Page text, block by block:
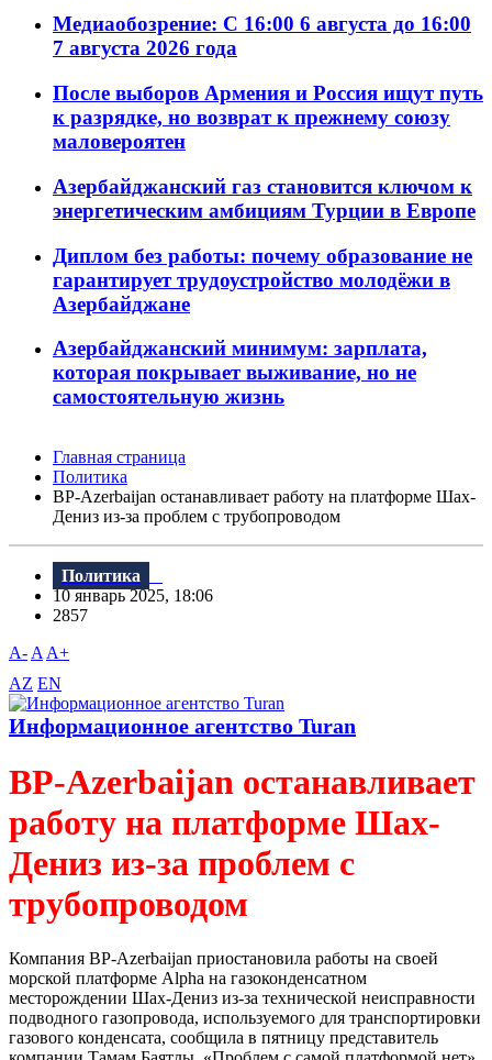
Медиаобозрение: С 16:00 6 августа до 16:00
7 августа 2026 года
После выборов Армения и Россия ищут путь
к разрядке, но возврат к прежнему союзу
маловероятен
Азербайджанский газ становится ключом к
энергетическим амбициям Турции в Европе
Диплом без работы: почему образование не
гарантирует трудоустройство молодёжи в
Азербайджане
Азербайджанский минимум: зарплата,
которая покрывает выживание, но не
самостоятельную жизнь
Главная страница
Политика
BP-Azerbaijan останавливает работу на платформе Шах-
Дениз из-за проблем с трубопроводом
Политика
10 январь 2025, 18:06
2857
A- A A+
AZ EN
Информационное агентство Turan
BP-Azerbaijan останавливает
работу на платформе Шах-
Дениз из-за проблем с
трубопроводом
Компания BP-Azerbaijan приостановила работы на своей
морской платформе Alpha на газоконденсатном
месторождении Шах-Дениз из-за технической неисправности
подводного газопровода, используемого для транспортировки
газового конденсата, сообщила в пятницу представитель